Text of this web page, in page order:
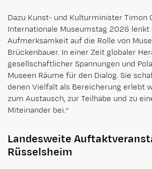
Dazu Kunst- und Kulturminister Timon
Internationale Museumstag 2026 lenkt
Aufmerksamkeit auf die Rolle von
Brückenbauer. In einer Zeit globaler
gesellschaftlicher Spannungen und
Museen Räume für den Dialog. Sie
denen Vielfalt als Bereicherung erlebt
zum Austausch, zur Teilhabe und zu
Miteinander bei.“
Landesweite
Rüsselsheim